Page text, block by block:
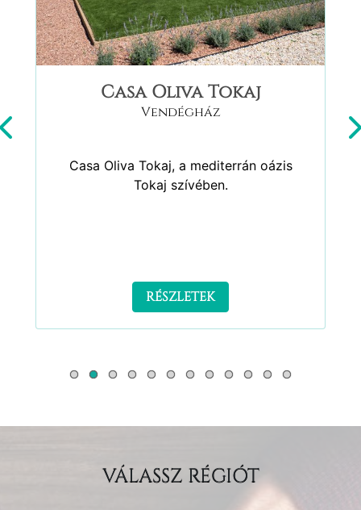
Casa Oliva Tokaj
Vendégház
Casa Oliva Tokaj, a mediterrán oázis
Tokaj szívében.
RÉSZLETEK
VÁLASSZ RÉGIÓT